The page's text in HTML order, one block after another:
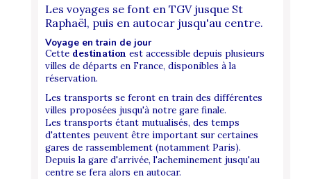
Les voyages se font en TGV jusque St
Raphaël, puis en autocar jusqu'au centre.
Voyage en train de jour
Cette destination est accessible depuis plusieurs
villes de départs en France, disponibles à la
réservation.
Les transports se feront en train des différentes
villes proposées jusqu'à notre gare finale.
Les transports étant mutualisés, des temps
d'attentes peuvent être important sur certaines
gares de rassemblement (notamment Paris).
Depuis la gare d'arrivée, l'acheminement jusqu'au
centre se fera alors en autocar.